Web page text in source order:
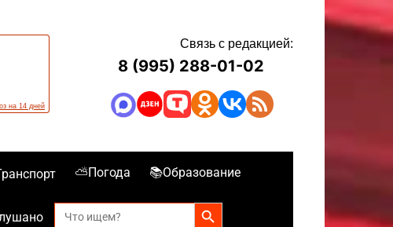
Связь с редакцией:
8 (995) 288-01-02
⛅Погода 📚Образование
Search
for:
Search Button